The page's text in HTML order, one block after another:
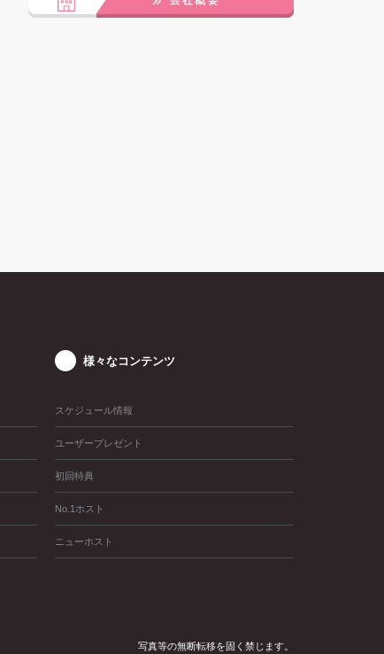
様々なコンテンツ
スケジュール情報
ユーザープレゼント
初回特典
No.1ホスト
ニューホスト
写真等の無断転移を固く禁じます。